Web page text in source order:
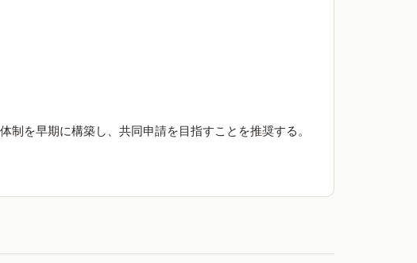
を早期に構築し、共同申請を目指すことを推奨する。